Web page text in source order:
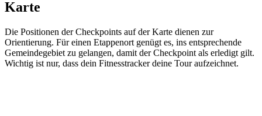
Karte
Die Positionen der Checkpoints auf der Karte dienen zur
Orientierung. Für einen Etappenort genügt es, ins entsprechende
Gemeindegebiet zu gelangen, damit der Checkpoint als erledigt gilt.
Wichtig ist nur, dass dein Fitnesstracker deine Tour aufzeichnet.